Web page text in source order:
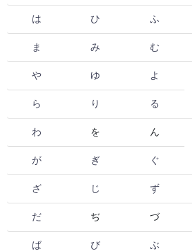
は ひ ふ
ま み む
や ゆ よ
ら り る
わ を ん
が ぎ ぐ
ざ じ ず
だ ぢ づ
ば び ぶ